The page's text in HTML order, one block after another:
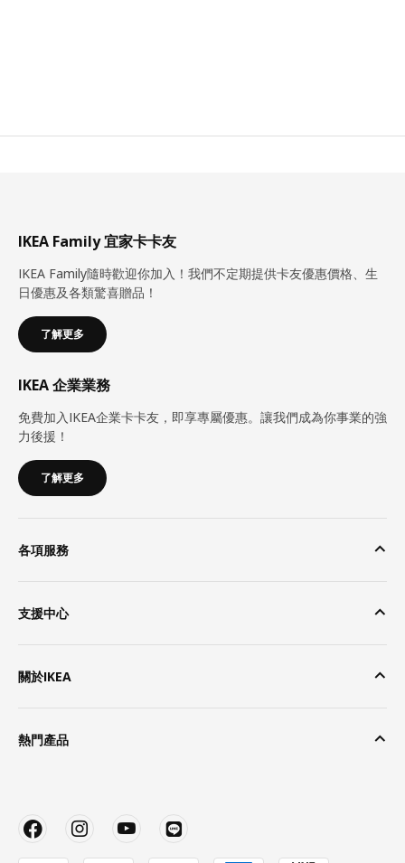
IKEA Family 宜家卡卡友
IKEA Family隨時歡迎你加入！我們不定期提供卡友優惠價格、生
日優惠及各類驚喜贈品！
了解更多
IKEA 企業業務
免費加入IKEA企業卡卡友，即享專屬優惠。讓我們成為你事業的強
力後援！
了解更多
各項服務
支援中心
關於IKEA
熱門產品